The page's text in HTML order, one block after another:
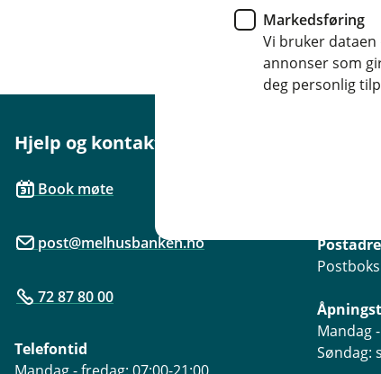
Hjelp og kontakt
Book møte
post@melhusbanken.no
72 87 80 00
Telefontid
Her
Mandag
Søndag:
Markedsføring
Vi bruker
annonser som
deg personlig